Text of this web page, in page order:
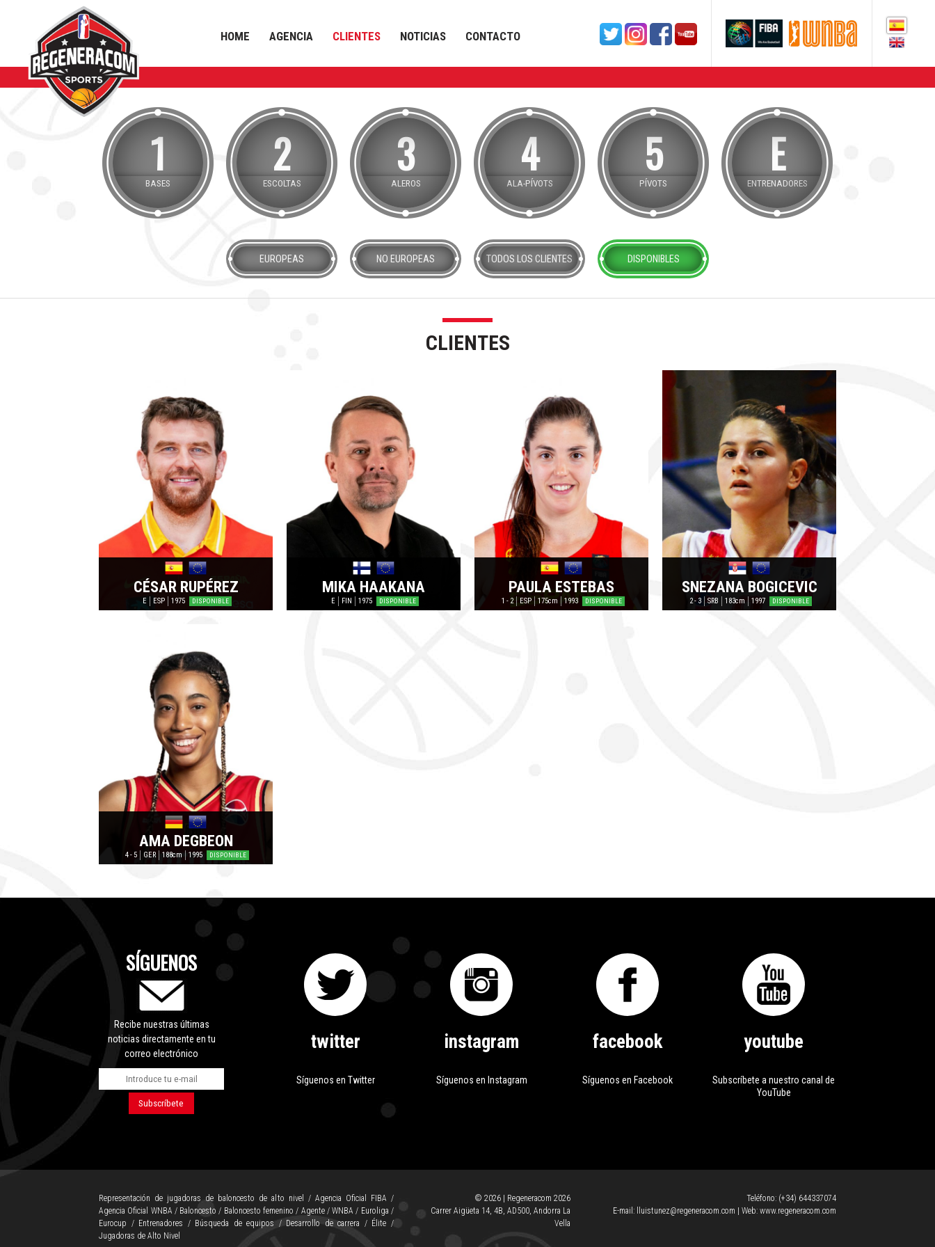
HOME AGENCIA CLIENTES NOTICIAS CONTACTO
1
BASES
2
ESCOLTAS
3
ALEROS
4
ALA-PÍVOTS
5
PÍVOTS
E
ENTRENADORES
EUROPEAS NO EUROPEAS TODOS LOS CLIENTES DISPONIBLES
CLIENTES
CÉSAR RUPÉREZ
E ESP 1975 DISPONIBLE
MIKA HAAKANA
E FIN 1975 DISPONIBLE
PAULA ESTEBAS
1 - 2 ESP 175cm 1993 DISPONIBLE
SNEZANA BOGICEVIC
2 - 3 SRB 183cm 1997 DISPONIBLE
AMA DEGBEON
4 - 5 GER 188cm 1995 DISPONIBLE
SÍGUENOS
Recibe nuestras últimas
noticias directamente en tu
correo electrónico
youtube
Subscríbete a nuestro canal de
YouTube
facebook
Síguenos en Facebook
instagram
Síguenos en Instagram
twitter
Síguenos en Twitter
Representación de jugadoras de baloncesto de alto nivel / Agencia Oficial FIBA /
Agencia Oficial WNBA / Baloncesto / Baloncesto femenino / Agente/WNBA / Euroliga /
Eurocup / Entrenadores / Búsqueda de equipos / Desarrollo de carrera / Élite /
Jugadoras de Alto Nivel
Teléfono: (+34) 644337074
E-mail:
lluistunez@regeneracom.com | Web: www.regeneracom.com
© 2026 | Regeneracom 2026
Carrer Aigüeta 14, 4B, AD500, Andorra La
Vella